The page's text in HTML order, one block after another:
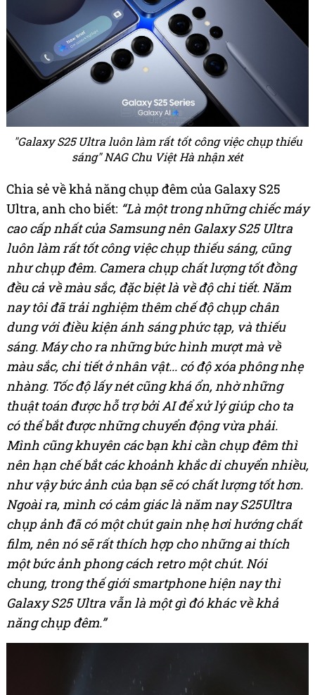
"Galaxy S25 Ultra luôn làm rất tốt công việc chụp thiếu
sáng"NAG Chu Việt Hà nhận xét
Chia sẻ về khả năng chụp đêm của Galaxy S25
Ultra, anh cho biết: “Là một trong những chiếc máy
cao cấp nhất của Samsung nên Galaxy S25 Ultra
luôn làm rất tốt công việc chụp thiếu sáng, cũng
như chụp đêm. Camera chụp chất lượng tốt đồng
đều cả về màu sắc, đặc biệt là về độ chi tiết. Năm
nay tôi đã trải nghiệm thêm chế độ chụp chân
dung với điều kiện ánh sáng phức tạp, và thiếu
sáng. Máy cho ra những bức hình mượt mà về
màu sắc, chi tiết ở nhân vật... có độ xóa phông nhẹ
nhàng. Tốc độ lấy nét cũng khá ổn, nhờ những
thuật toán được hỗ trợ bởi AI để xử lý giúp cho ta
có thể bắt được những chuyển động vừa phải.
Mình cũng khuyên các bạn khi cần chụp đêm thì
nên hạn chế bắt các khoảnh khắc di chuyển nhiều,
như vậy bức ảnh của bạn sẽ có chất lượng tốt hơn.
Ngoài ra, mình có cảm giác là năm nay S25Ultra
chụp ảnh đã có một chút gain nhẹ hơi hướng chất
film, nên nó sẽ rất thích hợp cho những ai thích
một bức ảnh phong cách retro một chút. Nói
chung, trong thế giới smartphone hiện nay thì
Galaxy S25 Ultra vẫn là một gì đó khác về khả
năng chụp đêm.”